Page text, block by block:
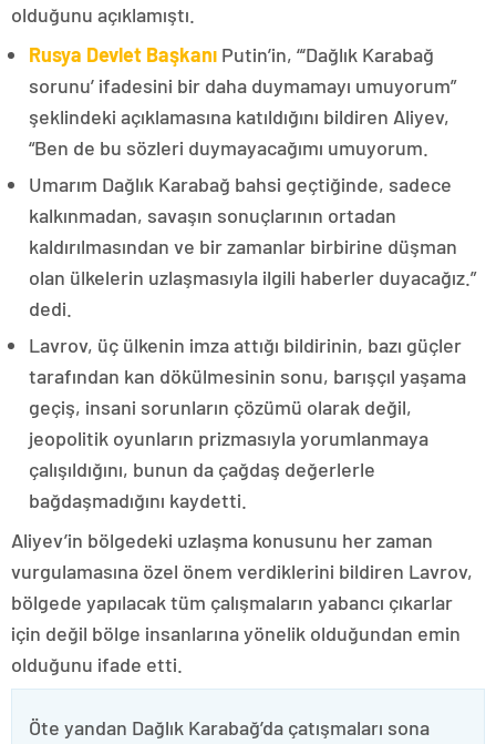
olduğunu açıklamıştı.
Rusya Devlet Başkanı Putin’in, “‘Dağlık Karabağ
sorunu’ ifadesini bir daha duymamayı umuyorum”
şeklindeki açıklamasına katıldığını bildiren Aliyev,
“Ben de bu sözleri duymayacağımı umuyorum.
Umarım Dağlık Karabağ bahsi geçtiğinde, sadece
kalkınmadan, savaşın sonuçlarının ortadan
kaldırılmasından ve bir zamanlar birbirine düşman
olan ülkelerin uzlaşmasıyla ilgili haberler duyacağız.”
dedi.
Lavrov, üç ülkenin imza attığı bildirinin, bazı güçler
tarafından kan dökülmesinin sonu, barışçıl yaşama
geçiş, insani sorunların çözümü olarak değil,
jeopolitik oyunların prizmasıyla yorumlanmaya
çalışıldığını, bunun da çağdaş değerlerle
bağdaşmadığını kaydetti.
Aliyev’in bölgedeki uzlaşma konusunu her zaman
vurgulamasına özel önem verdiklerini bildiren Lavrov,
bölgede yapılacak tüm çalışmaların yabancı çıkarlar
için değil bölge insanlarına yönelik olduğundan emin
olduğunu ifade etti.
Öte yandan Dağlık Karabağ’da çatışmaları sona